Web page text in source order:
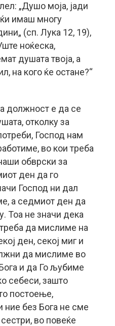
„Душо моја, јади
имаш многу
(сп. Лука 12, 19),
ноќеска,
душата твоја, а
на кого ќе остане?“
должност е да се
отколку за
Господ нам
во кои треба
обврски за
ден да го
Господ ни дал
а седмиот ден да
Тоа не значи дека
да мислиме на
ден, секој миг и
да мислиме во
и да Го љубиме
себеси, зашто
постоење,
ние без Бога не сме
во повеќе